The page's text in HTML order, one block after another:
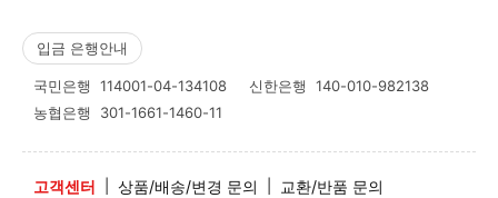
입금 은행안내
국민은행 114001-04-134108 신한은행 140-010-982138
농협은행 301-1661-1460-11
고객센터 상품/배송/변경 문의 교환/반품 문의